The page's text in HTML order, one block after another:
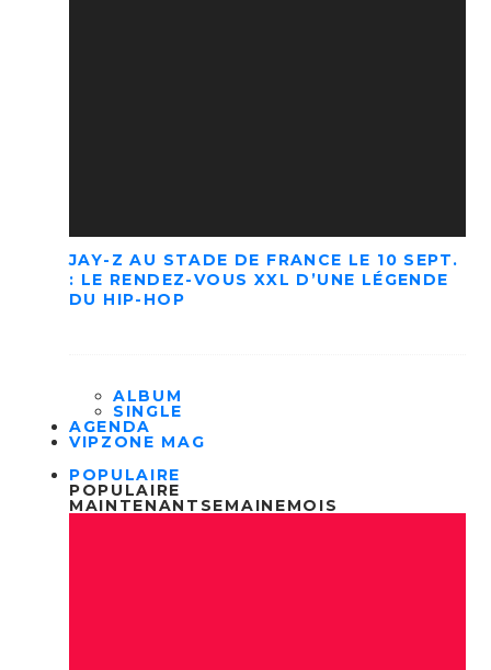
JAY-Z AU STADE DE FRANCE LE 10 SEPT.
: LE RENDEZ-VOUS XXL D’UNE LÉGENDE
DU HIP-HOP
ALBUM
SINGLE
AGENDA
VIPZONE MAG
POPULAIRE
POPULAIRE
MAINTENANT SEMAINEMOIS